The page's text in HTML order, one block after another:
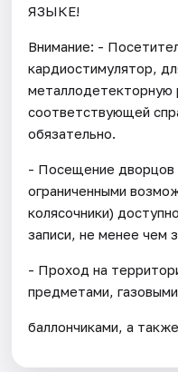
ЯЗЫКЕ!
Внимание: -
кардиостимулятор,
металлодетекторную
соответствующей
обязательно.
- Посещение дворцов
ограниченными
колясочники)
записи, не менее чем
- Проход на
предметами,
баллончиками, а